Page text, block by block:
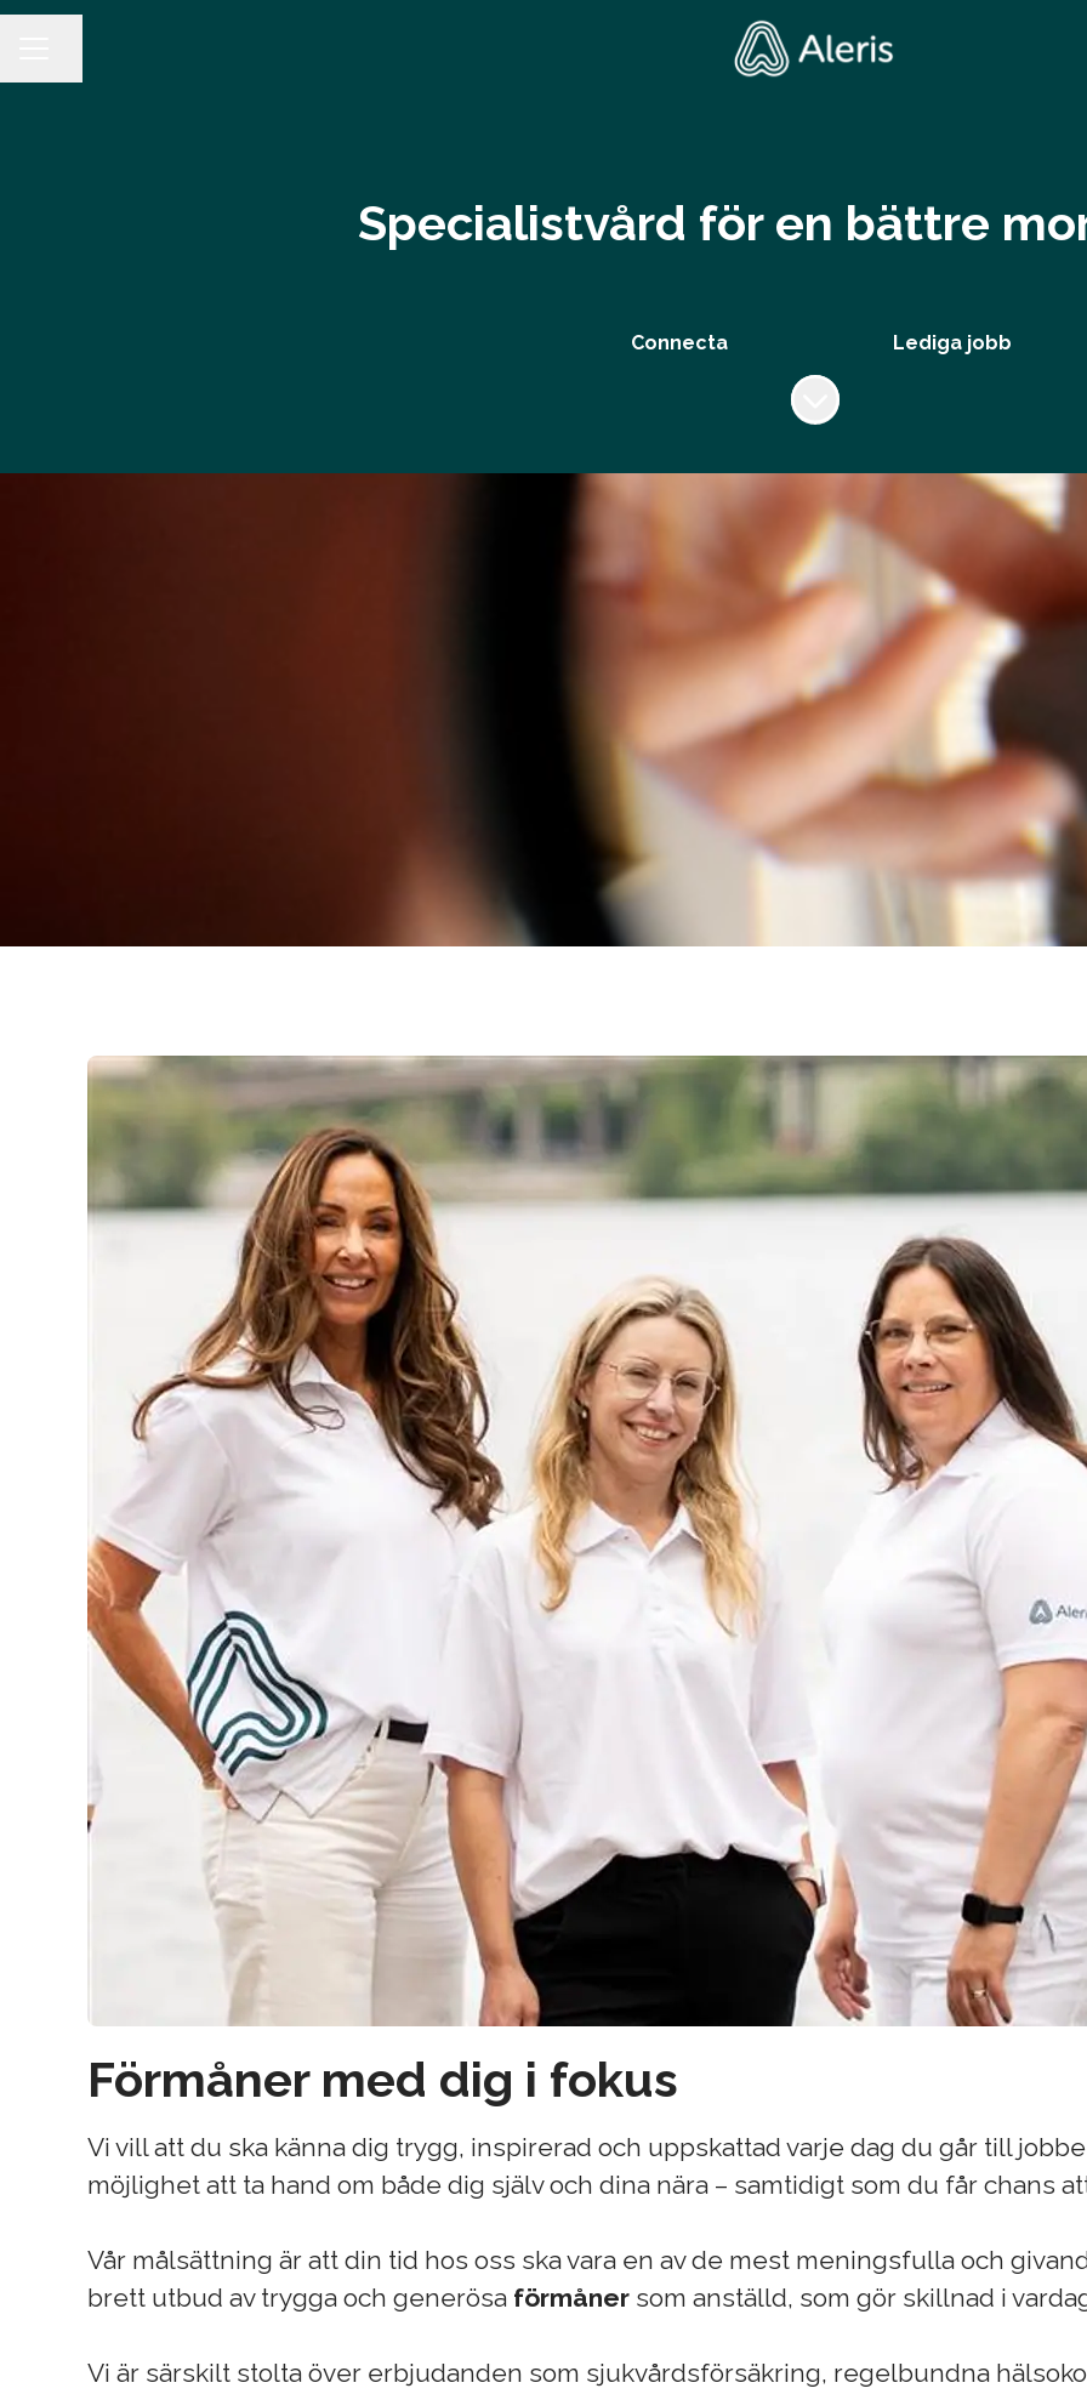
Specialistvård för en bättre
Connecta
Lediga jobb
Skrolla för mer innehåll
Välkommen till oss
Vi är omtyckta av både patienter och anställda och
fortsätta fokusera på att skapa den absolut bästa
– och arbetsplatsen för den. Ingenting är så viktigt som
medarbetare för att vi ska fortsätta lyckas.
Vill du vara med och skapa ett ledande vårdföretag?
Vi bygger ett innovativt skandinaviskt
kommit en bra bit på vägen. Idag tar vi emot patienter
platser i Sverige, Norge och Danmark.
Förmåner med dig i fokus
Vi vill att du ska känna dig trygg, inspirerad och uppskattad varje dag du går till
möjlighet att ta hand om både dig själv och dina nära – samtidigt som du får chans
Vår målsättning är att din tid hos oss ska vara en av de mest meningsfulla och
brett utbud av trygga och generösa förmåner som anställd, som gör skillnad i
Vi är särskilt stolta över erbjudanden som sjukvårdsförsäkring, regelbundna